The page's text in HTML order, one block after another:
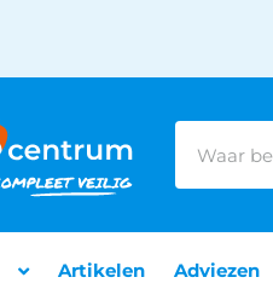
Artikelen Adviezen